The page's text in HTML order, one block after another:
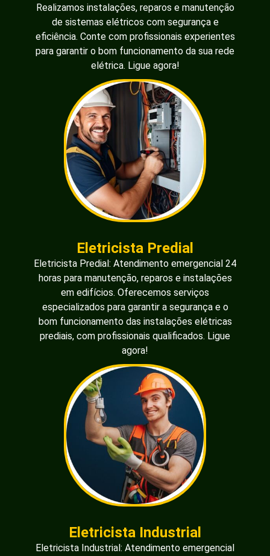
Realizamos instalações, reparos e manutenção
de sistemas elétricos com segurança e
eficiência. Conte com profissionais experientes
para garantir o bom funcionamento da sua rede
elétrica. Ligue agora!
Eletricista Predial
Eletricista Predial: Atendimento emergencial 24
horas para manutenção, reparos e instalações
em edifícios. Oferecemos serviços
especializados para garantir a segurança e o
bom funcionamento das instalações elétricas
prediais, com profissionais qualificados. Ligue
agora!
Eletricista Industrial
Eletricista Industrial: Atendimento emergencial